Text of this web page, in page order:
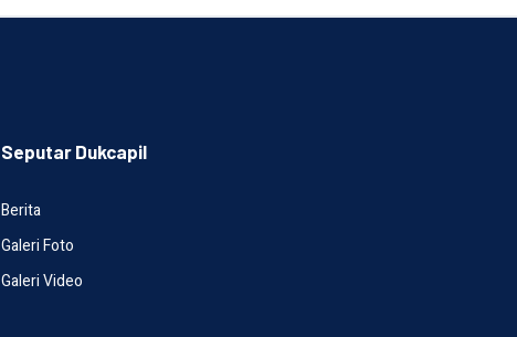
Seputar Dukcapil
Berita
Galeri Foto
Galeri Video